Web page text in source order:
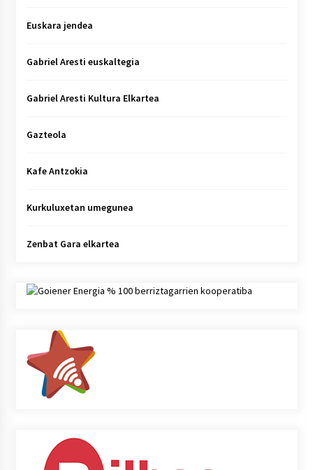
Euskara jendea
Gabriel Aresti euskaltegia
Gabriel Aresti Kultura Elkartea
Gazteola
Kafe Antzokia
Kurkuluxetan umegunea
Zenbat Gara elkartea